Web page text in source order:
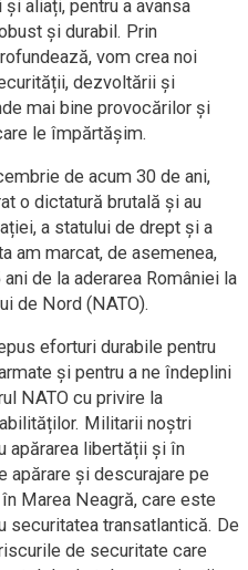
aliați, pentru a avansa
și durabil. Prin
vom crea noi
dezvoltării și
mai bine provocărilor și
le împărtășim.
de acum 30 de ani,
o dictatură brutală și au
a statului de drept și a
am marcat, de asemenea,
de la aderarea României la
de Nord (NATO).
eforturi durabile pentru
și pentru a ne îndeplini
NATO cu privire la
Militarii noștri
apărarea libertății și în
apărare și descurajare pe
Marea Neagră, care este
securitatea transatlantică. De
de securitate care